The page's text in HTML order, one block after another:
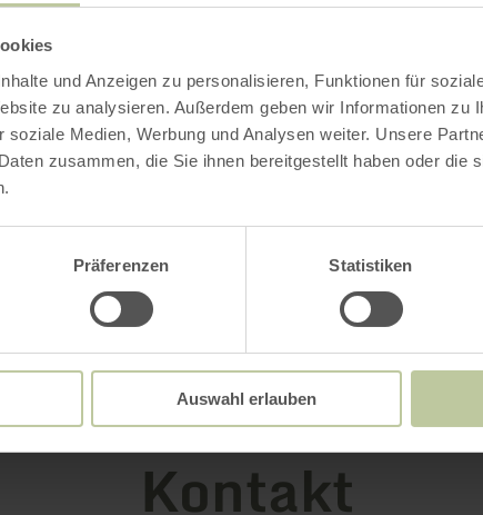
und Anzeigen zu personalisieren, Funktionen für
zu analysieren. Außerdem geben wir Informationen zu
soziale Medien, Werbung und Analysen weiter. Unsere
zusammen, die Sie ihnen bereitgestellt haben oder die
Präferenzen Statistiken
Auswahl erlauben
Kontakt